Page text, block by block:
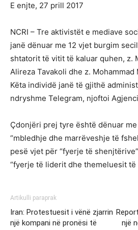
E enjte, 27 prill 2017
NCRI – Tre aktivistët e mediave
janë dënuar me 12 vjet burgim
shtatorit të vitit të kaluar quhen, z.
Alireza Tavakoli dhe z. Mohammad
Këta individë janë të gjithë
ndryshme Telegram, njoftoi
Çdonjëri prej tyre është dënuar
“mbledhje dhe marrëveshje të
pesë vjet për “fyerje të
“fyerje të liderit dhe themeluesit të
Artikulli paraprak
Iran: Protestuesit i vënë zjarrin
një kompani në pronësi të
një